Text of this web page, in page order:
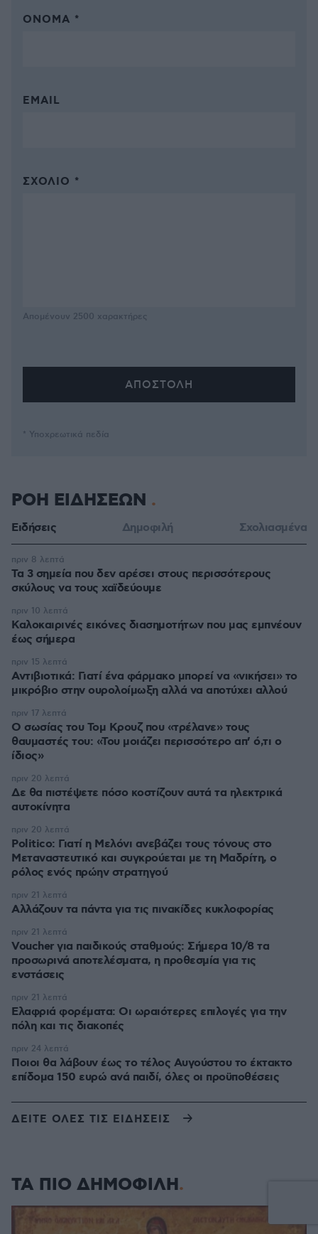
ΌΝΟΜΑ *
EMAIL
ΣΧΌΛΙΟ *
Απομένουν 2500 χαρακτήρες
* Υποχρεωτικά πεδία
ΡΟΗ ΕΙΔΗΣΕΩΝ
Ειδήσεις Δημοφιλή Σχολιασμένα
Τα 3 σημεία που δεν αρέσει στους περισσότερους
σκύλους να τους χαϊδεύουμε
πριν 8 λεπτά
Καλοκαιρινές εικόνες διασημοτήτων που μας εμπνέουν
έως σήμερα
πριν 10 λεπτά
Αντιβιοτικά: Γιατί ένα φάρμακο μπορεί να «νικήσει» το
μικρόβιο στην ουρολοίμωξη αλλά να αποτύχει αλλού
πριν 15 λεπτά
Ο σωσίας του Τομ Κρουζ που «τρέλανε» τους
θαυμαστές του: «Του μοιάζει περισσότερο απ’ ό,τι ο
ίδιος»
πριν 17 λεπτά
Δε θα πιστέψετε πόσο κοστίζουν αυτά τα ηλεκτρικά
αυτοκίνητα
πριν 20 λεπτά
Politico: Γιατί η Μελόνι ανεβάζει τους τόνους στο
Μεταναστευτικό και συγκρούεται με τη Μαδρίτη, ο
ρόλος ενός πρώην στρατηγού
πριν 20 λεπτά
Αλλάζουν τα πάντα για τις πινακίδες κυκλοφορίας
πριν 21 λεπτά
Voucher για παιδικούς σταθμούς: Σήμερα 10/8 τα
προσωρινά αποτελέσματα, η προθεσμία για τις
ενστάσεις
πριν 21 λεπτά
Eλαφριά φορέματα: Οι ωραιότερες επιλογές για την
πόλη και τις διακοπές
πριν 21 λεπτά
Ποιοι θα λάβουν έως το τέλος Αυγούστου το έκτακτο
επίδομα 150 ευρώ ανά παιδί, όλες οι προϋποθέσεις
πριν 24 λεπτά
ΔΕΙΤΕ ΟΛΕΣ ΤΙΣ ΕΙΔΗΣΕΙΣ
ΤΑ ΠΙΟ ΔΗΜΟΦΙΛΗ